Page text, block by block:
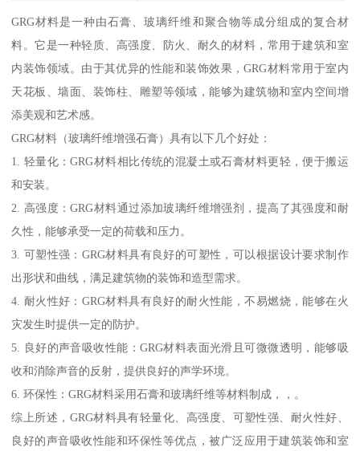
GRG材料是一种由石膏、玻璃纤维和聚合物等成分组成的复合材
料。它是一种轻质、高强度、防火、耐久的材料，常用于建筑和室
内装饰领域。由于其优异的性能和装饰效果，GRG材料常用于室内
天花板、墙面、装饰柱、雕塑等领域，能够为建筑物和室内空间增
添美观和艺术感。
GRG材料（玻璃纤维增强石膏）具有以下几个好处：
1. 轻量化：GRG材料相比传统的混凝土或石膏材料更轻，便于搬运
和安装。
2. 高强度：GRG材料通过添加玻璃纤维增强剂，提高了其强度和耐
久性，能够承受一定的荷载和压力。
3. 可塑性强：GRG材料具有良好的可塑性，可以根据设计要求制作
出形状和曲线，满足建筑物的装饰和造型需求。
4. 耐火性好：GRG材料具有良好的耐火性能，不易燃烧，能够在火
灾发生时提供一定的防护。
5. 良好的声音吸收性能：GRG材料表面光滑且可微微透明，能够吸
收和消除声音的反射，提供良好的声学环境。
6. 环保性：GRG材料采用石膏和玻璃纤维等材料制成，，。
综上所述，GRG材料具有轻量化、高强度、可塑性强、耐火性好、
良好的声音吸收性能和环保性等优点，被广泛应用于建筑装饰和室